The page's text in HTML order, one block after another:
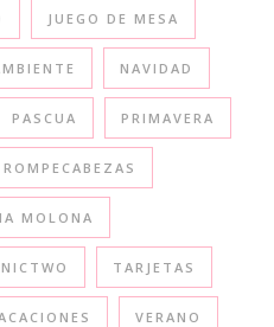
JUEGO DE MESA
NAVIDAD
PASCUA PRIMAVERA
ROMPECABEZAS
MOLONA
TARJETAS
VERANO